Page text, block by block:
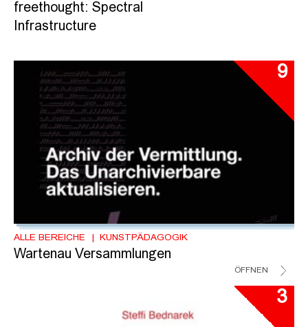
freethought: Spectral
Infrastructure
9
ALLE BEREICHE KUNSTPÄDAGOGIK
Wartenau Versammlungen
ÖFFNEN
3